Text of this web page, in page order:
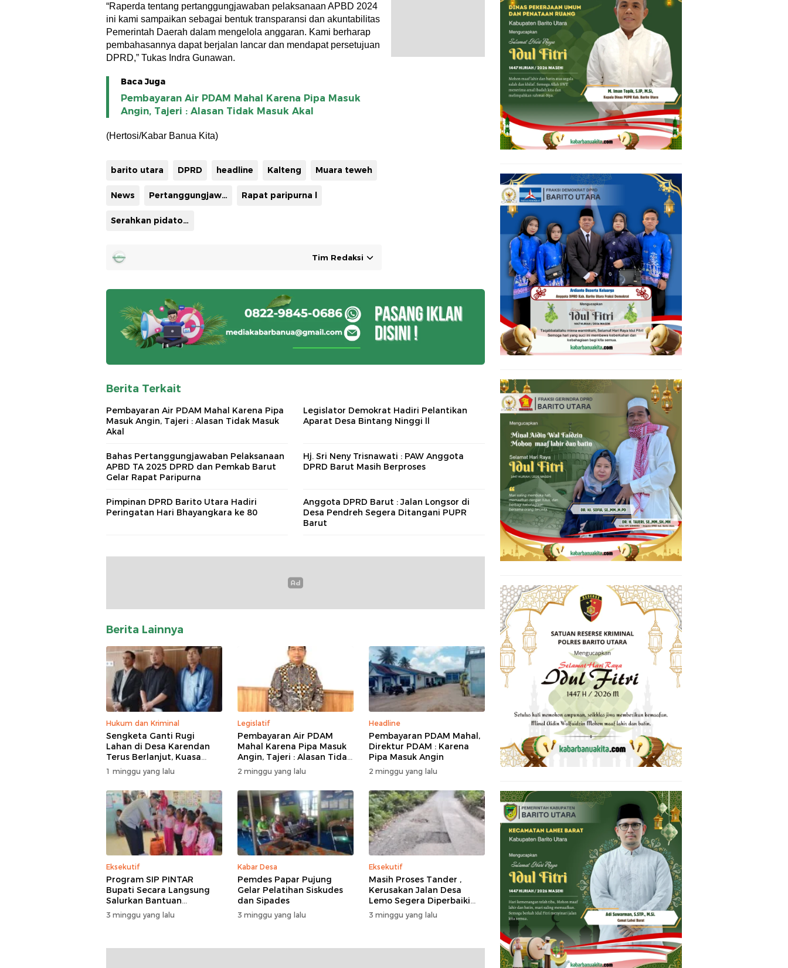
“Raperda tentang pertanggungjawaban pelaksanaan APBD 2024
ini kami sampaikan sebagai bentuk transparansi dan akuntabilitas
Pemerintah Daerah dalam mengelola anggaran. Kami berharap
pembahasannya dapat berjalan lancar dan mendapat persetujuan
DPRD,” Tukas Indra Gunawan.
Baca Juga
Pembayaran Air PDAM Mahal Karena Pipa Masuk
Angin, Tajeri : Alasan Tidak Masuk Akal
(Hertosi/Kabar Banua Kita)
barito utara DPRD headline Kalteng Muara teweh
News Pertanggungjawaban APBD tahun 2024 Rapat paripurna l
Serahkan pidato pengantar
Tim Redaksi
Berita Terkait
Pembayaran Air PDAM Mahal Karena Pipa
Masuk Angin, Tajeri : Alasan Tidak Masuk
Akal
Legislator Demokrat Hadiri Pelantikan
Aparat Desa Bintang Ninggi ll
Bahas Pertanggungjawaban Pelaksanaan
APBD TA 2025 DPRD dan Pemkab Barut
Gelar Rapat Paripurna
Hj. Sri Neny Trisnawati : PAW Anggota
DPRD Barut Masih Berproses
Pimpinan DPRD Barito Utara Hadiri
Peringatan Hari Bhayangkara ke 80
Anggota DPRD Barut : Jalan Longsor di
Desa Pendreh Segera Ditangani PUPR
Barut
Berita Lainnya
Hukum dan Kriminal
Sengketa Ganti Rugi
Lahan di Desa Karendan
Terus Berlanjut, Kuasa
Hukum Ajukan Kasasi
1 minggu yang lalu
Legislatif
Pembayaran Air PDAM
Mahal Karena Pipa Masuk
Angin, Tajeri : Alasan Tidak
Masuk Akal
2 minggu yang lalu
Headline
Pembayaran PDAM Mahal,
Direktur PDAM : Karena
Pipa Masuk Angin
2 minggu yang lalu
Eksekutif
Program SIP PINTAR
Bupati Secara Langsung
Salurkan Bantuan
Pendidikan di Desa
Mampuak ll
3 minggu yang lalu
Kabar Desa
Pemdes Papar Pujung
Gelar Pelatihan Siskudes
dan Sipades
3 minggu yang lalu
Eksekutif
Masih Proses Tander ,
Kerusakan Jalan Desa
Lemo Segera Diperbaiki
Tahun Ini
3 minggu yang lalu